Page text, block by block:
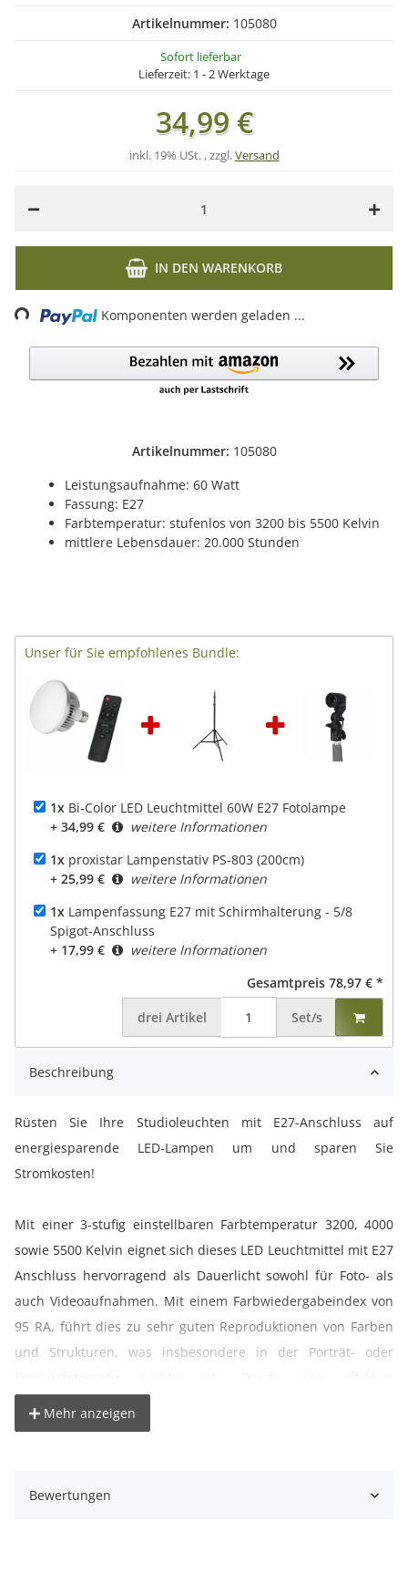
Artikelnummer: 105080
Leistungsaufnahme: 60 Watt
Fassung: E27
Farbtemperatur: stufenlos von 3200 bis 5500 Kelvin
mittlere Lebensdauer: 20.000 Stunden
Artikelnummer: 105080
Sofort lieferbar
Lieferzeit: 1 - 2 Werktage
34,99 €
inkl. 19% USt. , zzgl.Versand
IN DEN WARENKORB
Loading... Komponenten werden geladen ...
Unser für Sie empfohlenes Bundle:
1x Bi-Color LED Leuchtmittel 60W E27 Fotolampe
+ 34,99 €
weitere Informationen
1x proxistar Lampenstativ PS-803 (200cm)
+ 25,99 €
weitere Informationen
1x Lampenfassung E27 mit Schirmhalterung - 5/8
Spigot-Anschluss
+ 17,99 €
weitere Informationen
Gesamtpreis 78,97 € *
drei Artikel Set/s
Beschreibung
Rüsten Sie Ihre Studioleuchten mit E27-Anschluss auf
energiesparende LED-Lampen um und sparen Sie
Stromkosten!
Mit einer 3-stufig einstellbaren Farbtemperatur 3200, 4000
sowie 5500 Kelvin eignet sich dieses LED Leuchtmittel mit E27
Anschluss hervorragend als Dauerlicht sowohl für Foto- als
auch Videoaufnahmen. Mit einem Farbwiedergabeindex von
95 RA, führt dies zu sehr guten Reproduktionen von Farben
und Strukturen, was insbesondere in der Porträt- oder
geringe Erwärmung des Leuchtmittels sodass es mit diversen
homogenes Licht, bei dem Sie die einzelnen LED Beans nicht
Mehr anzeigen
Bewertungen